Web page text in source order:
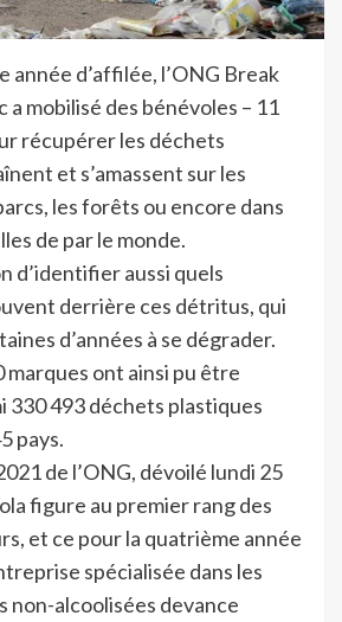
année d’affilée, l’ONG Break
a mobilisé des bénévoles – 11
récupérer les déchets
et s’amassent sur les
les forêts ou encore dans
de par le monde.
d’identifier aussi quels
derrière ces détritus, qui
d’années à se dégrader.
marques ont ainsi pu être
330 493 déchets plastiques
pays.
de l’ONG, dévoilé lundi 25
figure au premier rang des
et ce pour la quatrième année
spécialisée dans les
non-alcoolisées devance